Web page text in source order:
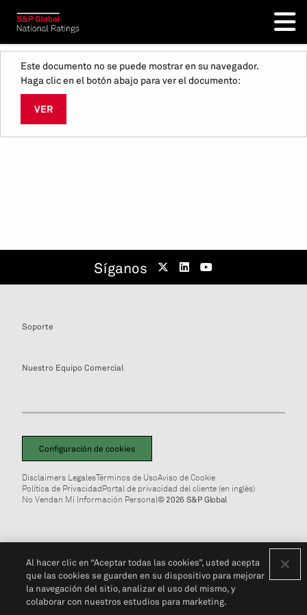
Este documento no se puede mostrar en su navegador.
Haga clic en el botón abajo para ver el documento:
VER
Síganos
Soporte
Nuestro Equipo Comercial
Configuración de cookies
Disclaimers LegalesTérminos de UsoAviso de Cookie
Política de PrivacidadPortal de privacidad del cliente (en inglés)
No Vendan Mi Información Personal© 2026 S&P Global
Al hacer clic en “Aceptar todas las cookies”, usted acepta
que las cookies se guarden en su dispositivo para mejorar
la navegación del sitio, analizar el uso del mismo, y
colaborar con nuestros estudios para marketing.